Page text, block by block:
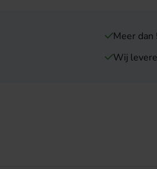
Meer dan
Wij